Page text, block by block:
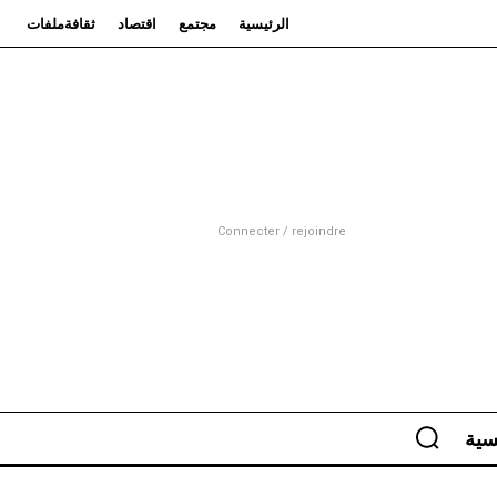
الرئيسية مجتمع اقتصاد ثقافةملفات
Connecter / rejoindre